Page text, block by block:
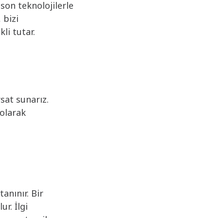
son teknolojilerle
bizi
tutar.
sunarız.
Bir
İlgi